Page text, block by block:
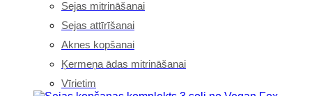
Sejas mitrināšanai
Sejas attīrīšanai
Aknes kopšanai
Ķermeņa ādas mitrināšanai
Vīrietim